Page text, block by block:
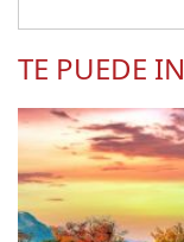
TE PUEDE